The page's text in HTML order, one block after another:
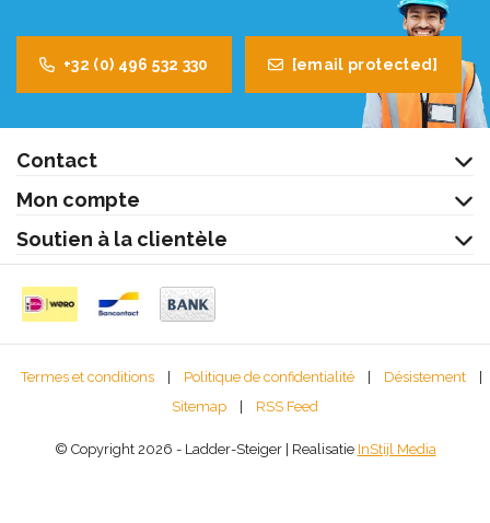
+32 (0) 496 532 330 [email protected]
Contact
Mon compte
Soutien à la clientèle
Termes et conditions Politique de confidentialité Désistement
Sitemap
RSS Feed
© Copyright 2026 - Ladder-Steiger | Realisatie InStijl Media